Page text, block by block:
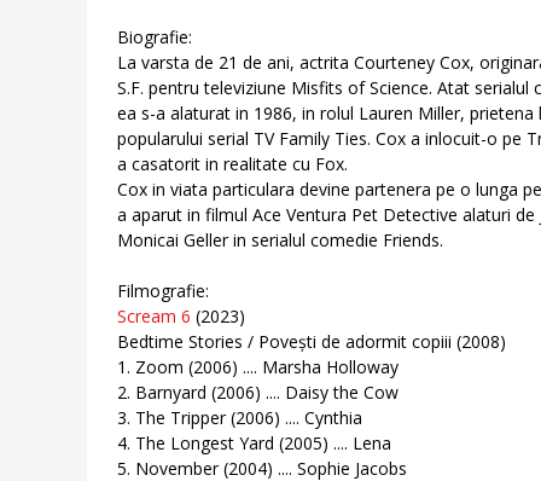
Biografie:
La varsta de 21 de ani, actrita Courteney Cox,
S.F. pentru televiziune Misfits of Science. Atat
ea s-a alaturat in 1986, in rolul Lauren Miller, prietena
popularului serial TV Family Ties. Cox a inlocuit-o pe
a casatorit in realitate cu Fox.
Cox in viata particulara devine partenera pe o lunga
a aparut in filmul Ace Ventura Pet Detective alaturi
Monicai Geller in serialul comedie Friends.
Filmografie:
Scream 6 (2023)
Bedtime Stories / Povești de adormit copiii (2008)
1. Zoom (2006) .... Marsha Holloway
2. Barnyard (2006) .... Daisy the Cow
3. The Tripper (2006) .... Cynthia
4. The Longest Yard (2005) .... Lena
5. November (2004) .... Sophie Jacobs